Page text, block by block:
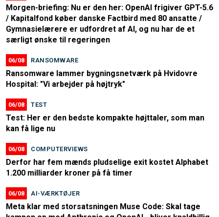
Morgen-briefing: Nu er den her: OpenAI frigiver GPT-5.6
/ Kapitalfond køber danske Factbird med 80 ansatte /
Gymnasielærere er udfordret af AI, og nu har de et
særligt ønske til regeringen
06/08 RANSOMWARE
Ransomware lammer bygningsnetværk på Hvidovre
Hospital: "Vi arbejder på højtryk"
06/08 TEST
Test: Her er den bedste kompakte højttaler, som man
kan få lige nu
06/08 COMPUTERVIEWS
Derfor har fem mænds pludselige exit kostet Alphabet
1.200 milliarder kroner på få timer
06/08 AI-VÆRKTØJER
Meta klar med storsatsningen Muse Code: Skal tage